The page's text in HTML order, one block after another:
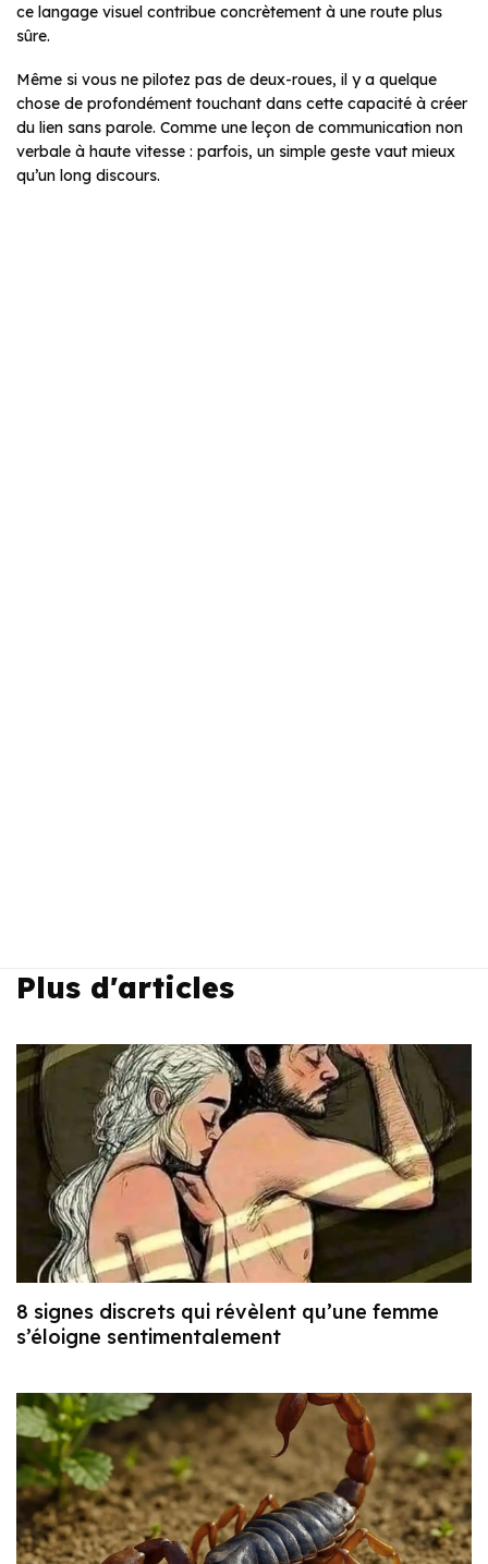
ce langage visuel contribue concrètement à une route plus
sûre.
Même si vous ne pilotez pas de deux-roues, il y a quelque
chose de profondément touchant dans cette capacité à créer
du lien sans parole. Comme une leçon de communication non
verbale à haute vitesse : parfois, un simple geste vaut mieux
qu’un long discours.
Plus d'articles
8 signes discrets qui révèlent qu’une femme
s’éloigne sentimentalement